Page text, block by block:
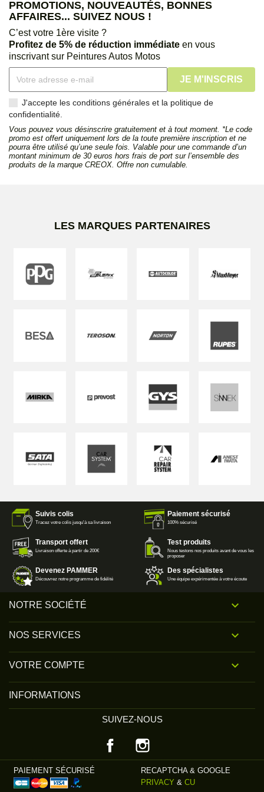
PROMOTIONS, NOUVEAUTÉS, BONNES
AFFAIRES... SUIVEZ NOUS !
C’est votre 1ère visite ?
Profitez de 5% de réduction immédiate en vous
inscrivant sur Peintures Autos Motos
J'accepte les conditions générales et la politique de
confidentialité.
Vous pouvez vous désinscrire gratuitement et à tout moment. *Le code
promo est offert uniquement lors de la toute première inscription et ne
pourra être utilisé qu’une seule fois. Valable pour une commande d’un
montant minimum de 30 euros hors frais de port sur l’ensemble des
produits de la marque CREOX. Offre non cumulable.
LES MARQUES PARTENAIRES
Suivis colis
Tracez votre colis jusqu'à sa livraison
Paiement sécurisé
100% sécurisé
Transport offert
Livraison offerte à partir de 200€
Test produits
Nous testons nos produits avant de vous les
proposer
Devenez PAMMER
Découvrez notre programme de fidélité
Des spécialistes
Une équipe expérimentée à votre écoute
NOTRE SOCIÉTÉ 
NOS SERVICES 
VOTRE COMPTE 
INFORMATIONS
SUIVEZ-NOUS
Facebook
PAIEMENT SÉCURISÉ
RECAPTCHA & GOOGLE
PRIVACY & CU